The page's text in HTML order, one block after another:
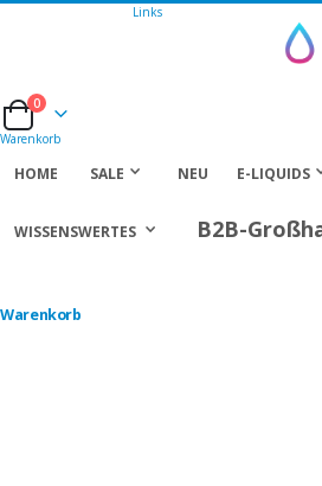
Links
Cart
0
Warenkorb
HOME SALE NEU E-LIQUIDS
WISSENSWERTES B2B-
Warenkorb